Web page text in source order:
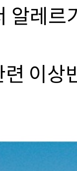
알레
이상